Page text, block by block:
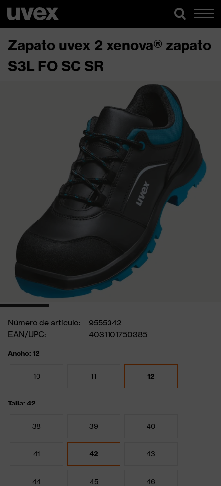
Zapato uvex 2 xenova® zapato
S3L FO SC SR
Número de artículo:
9555342
EAN/UPC:
4031101750385
Ancho: 12
10 11 12
Talla: 42
38 39 40
41 42 43
44 45 46